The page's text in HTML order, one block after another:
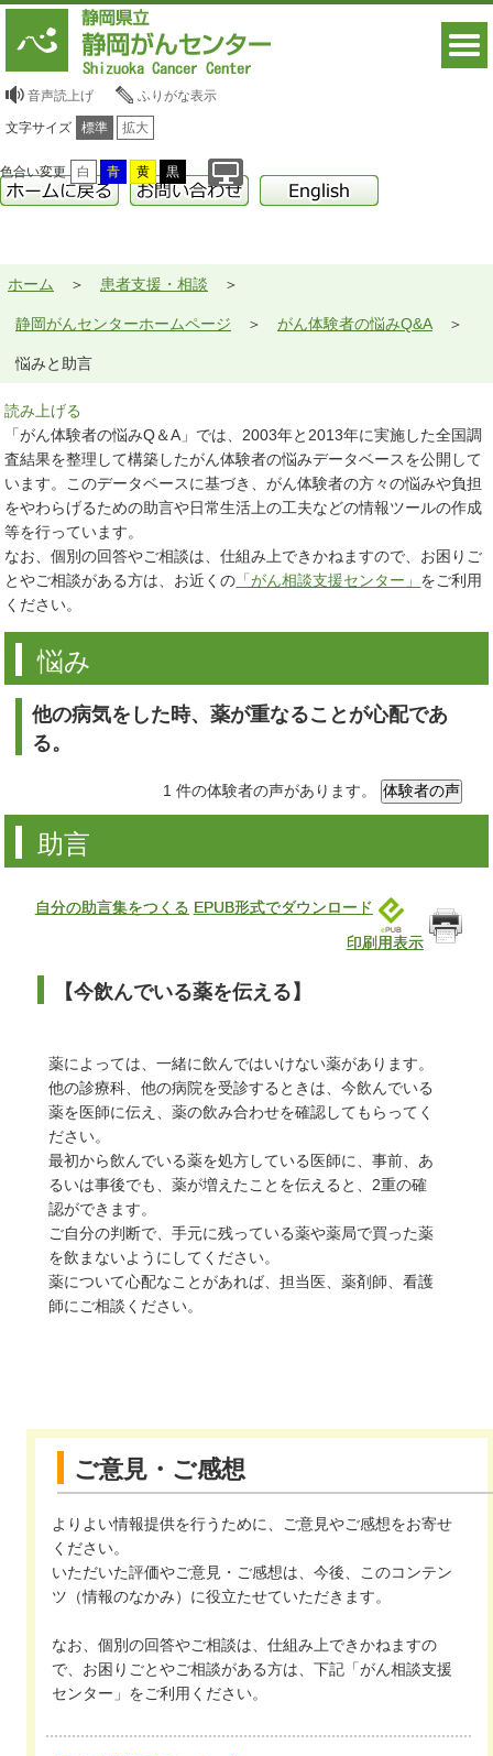
音声読上げ ふりがな表示
文字サイズ 標準 拡大
色合い変更 白 青 黄 黒
ホーム 患者支援・相談
静岡がんセンターホームページ がん体験者の悩みQ&A
悩みと助言
読み上げる
「がん体験者の悩みQ＆A」では、2003年と2013年に実施した全国調
査結果を整理して構築したがん体験者の悩みデータベースを公開して
います。このデータベースに基づき、がん体験者の方々の悩みや負担
をやわらげるための助言や日常生活上の工夫などの情報ツールの作成
等を行っています。
なお、個別の回答やご相談は、仕組み上できかねますので、お困りご
とやご相談がある方は、お近くの 「がん相談支援センター」 をご利用
ください。
悩み
他の病気をした時、薬が重なることが心配であ
る。
1 件の体験者の声があります。
助言
自分の助言集をつくる EPUB形式でダウンロード
印刷用表示
【今飲んでいる薬を伝える】
薬によっては、一緒に飲んではいけない薬があります。
他の診療科、他の病院を受診するときは、今飲んでいる
薬を医師に伝え、薬の飲み合わせを確認してもらってく
ださい。
最初から飲んでいる薬を処方している医師に、事前、あ
るいは事後でも、薬が増えたことを伝えると、2重の確
認ができます。
ご自分の判断で、手元に残っている薬や薬局で買った薬
を飲まないようにしてください。
薬について心配なことがあれば、担当医、薬剤師、看護
師にご相談ください。
ご意見・ご感想
よりよい情報提供を行うために、ご意見やご感想をお寄せ
ください。
いただいた評価やご意見・ご感想は、今後、このコンテン
ツ（情報のなかみ）に役立たせていただきます。
なお、個別の回答やご相談は、仕組み上できかねますの
で、お困りごとやご相談がある方は、下記「がん相談支援
センター」をご利用ください。